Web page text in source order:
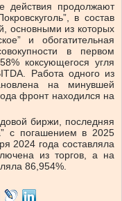
действия продолжают
в состав
основными из которых
и обогатительная
в первом
коксующегося угля
Работа одного из
на минувшей
фронт находился на
биржи, последняя
с погашением в 2025
2024 года составляла
из торгов, а на
86,954%.